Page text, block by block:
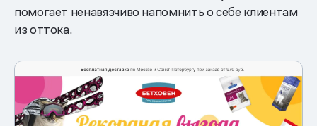
помогает ненавязчиво напомнить о себе клиентам
из оттока.